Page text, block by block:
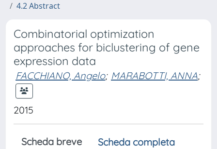
4.2 Abstract
Combinatorial optimization
approaches for biclustering of gene
expression data
FACCHIANO, Angelo; MARABOTTI, ANNA;
2015
Scheda breve
Scheda completa